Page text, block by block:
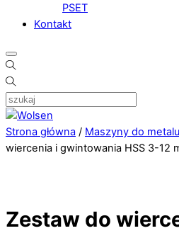
PSET
Kontakt
Strona główna / Maszyny do metalu
wiercenia i gwintowania HSS 3-12
Zestaw do